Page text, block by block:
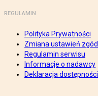
REGULAMIN
Polityka Prywatności
Zmiana ustawień zgód
Regulamin serwisu
Informacje o nadawcy
Deklaracja dostępności